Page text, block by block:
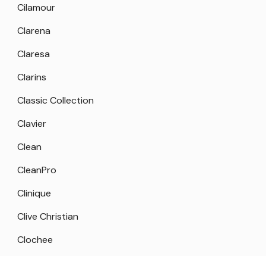
Cilamour
Clarena
Claresa
Clarins
Classic Collection
Clavier
Clean
CleanPro
Clinique
Clive Christian
Clochee